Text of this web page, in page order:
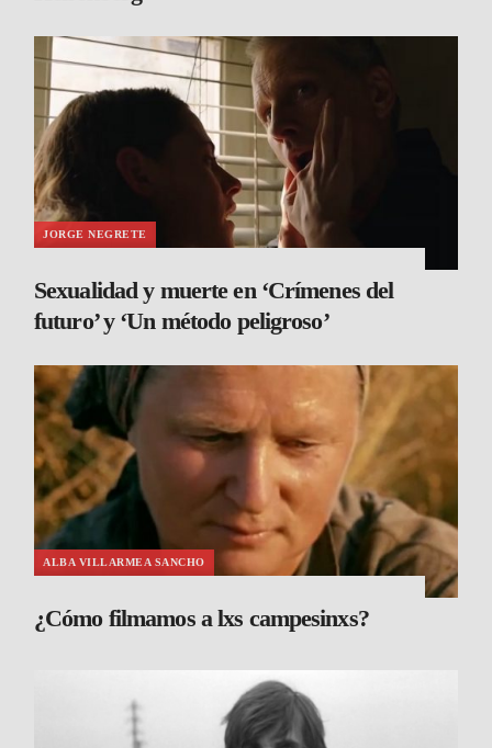
JORGE NEGRETE
Sexualidad y muerte en ‘Crímenes del
futuro’ y ‘Un método peligroso’
ALBA VILLARMEA SANCHO
¿Cómo filmamos a lxs campesinxs?